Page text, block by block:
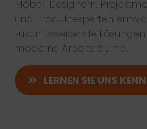
Möbel-Designern,
und Produktexperten
zukunftsweisende
moderne Arbeitsräume.
LERNEN SIE UNS